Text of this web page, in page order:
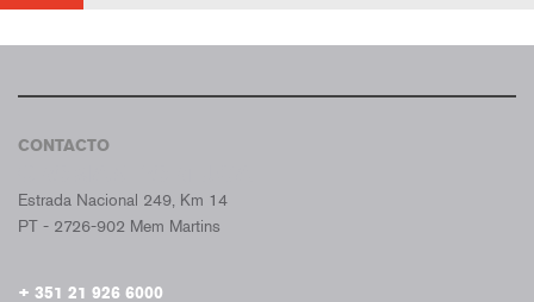
CONTACTO
Estrada Nacional 249, Km 14
PT - 2726-902 Mem Martins
+ 351 21 926 6000